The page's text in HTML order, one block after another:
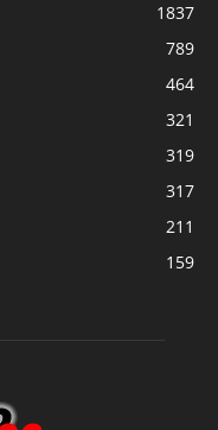
1837
789
464
321
319
317
211
159